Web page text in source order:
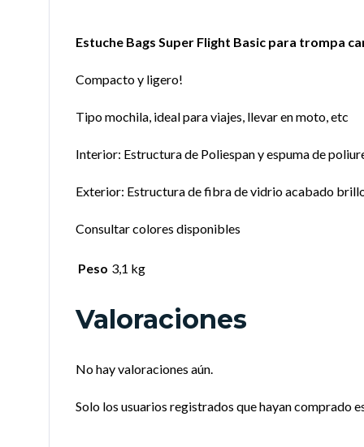
Estuche Bags Super Flight Basic para trompa
Compacto y ligero!
Tipo mochila, ideal para viajes, llevar en moto, etc
Interior: Estructura de Poliespan y espuma de
Exterior: Estructura de fibra de vidrio acabado
Consultar colores disponibles
Peso 3,1 kg
Valoraciones
No hay valoraciones aún.
Solo los usuarios registrados que hayan comprado